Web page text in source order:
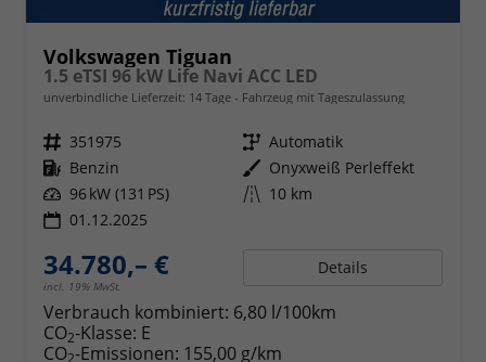
Volkswagen Tiguan
1.5 eTSI 96 kW Life Navi ACC LED
unverbindliche Lieferzeit: 14 Tage Fahrzeug mit Tageszulassung
Fahrzeugnr. 351975 Getriebe Automatik
Kraftstoff Benzin Außenfarbe Onyxweiß Perleffekt
Leistung 96 kW (131 PS) Kilometerstand 10 km
01.12.2025
34.780,– €
incl. 19% MwSt.
Details
Verbrauch kombiniert: 6,80 l/100km
CO2-Klasse: E
CO2-Emissionen: 155,00 g/km